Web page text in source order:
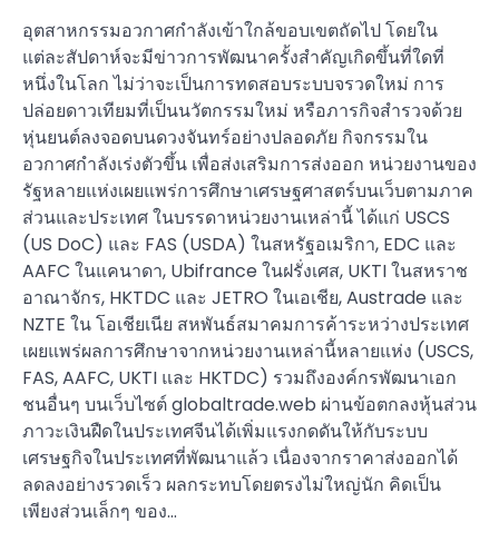
อุตสาหกรรมอวกาศกำลังเข้าใกล้ขอบเขตถัดไป โดยใน
แต่ละสัปดาห์จะมีข่าวการพัฒนาครั้งสำคัญเกิดขึ้นที่ใดที่
หนึ่งในโลก ไม่ว่าจะเป็นการทดสอบระบบจรวดใหม่ การ
ปล่อยดาวเทียมที่เป็นนวัตกรรมใหม่ หรือภารกิจสำรวจด้วย
หุ่นยนต์ลงจอดบนดวงจันทร์อย่างปลอดภัย กิจกรรมใน
อวกาศกำลังเร่งตัวขึ้น เพื่อส่งเสริมการส่งออก หน่วยงานของ
รัฐหลายแห่งเผยแพร่การศึกษาเศรษฐศาสตร์บนเว็บตามภาค
ส่วนและประเทศ ในบรรดาหน่วยงานเหล่านี้ ได้แก่ USCS
(US DoC) และ FAS (USDA) ในสหรัฐอเมริกา, EDC และ
AAFC ในแคนาดา, Ubifrance ในฝรั่งเศส, UKTI ในสหราช
อาณาจักร, HKTDC และ JETRO ในเอเชีย, Austrade และ
NZTE ใน โอเชียเนีย สหพันธ์สมาคมการค้าระหว่างประเทศ
เผยแพร่ผลการศึกษาจากหน่วยงานเหล่านี้หลายแห่ง (USCS,
FAS, AAFC, UKTI และ HKTDC) รวมถึงองค์กรพัฒนาเอก
ชนอื่นๆ บนเว็บไซต์ globaltrade.web ผ่านข้อตกลงหุ้นส่วน
ภาวะเงินฝืดในประเทศจีนได้เพิ่มแรงกดดันให้กับระบบ
เศรษฐกิจในประเทศที่พัฒนาแล้ว เนื่องจากราคาส่งออกได้
ลดลงอย่างรวดเร็ว ผลกระทบโดยตรงไม่ใหญ่นัก คิดเป็น
เพียงส่วนเล็กๆ ของ…